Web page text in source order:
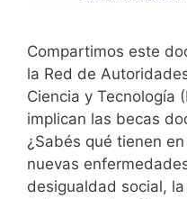
Compartimos este
la Red de
Ciencia y Tecnología
implican las becas
¿Sabés qué tienen
nuevas
desigualdad social,